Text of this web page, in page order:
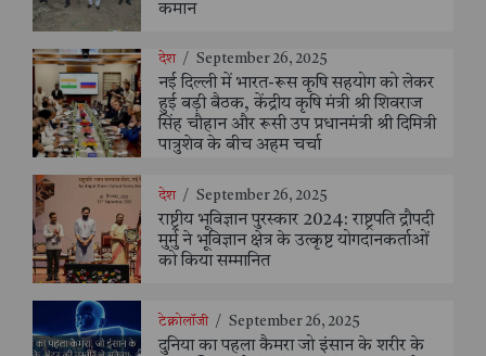
कमान
देश / September 26, 2025
नई दिल्ली में भारत-रूस कृषि सहयोग को लेकर
हुई बड़ी बैठक, केंद्रीय कृषि मंत्री श्री शिवराज
सिंह चौहान और रूसी उप प्रधानमंत्री श्री दिमित्री
पात्रुशेव के बीच अहम चर्चा
देश / September 26, 2025
राष्ट्रीय भूविज्ञान पुरस्कार 2024: राष्ट्रपति द्रौपदी
मुर्मु ने भूविज्ञान क्षेत्र के उत्कृष्ट योगदानकर्ताओं
को किया सम्मानित
टेक्नोलॉजी / September 26, 2025
दुनिया का पहला कैमरा जो इंसान के शरीर के